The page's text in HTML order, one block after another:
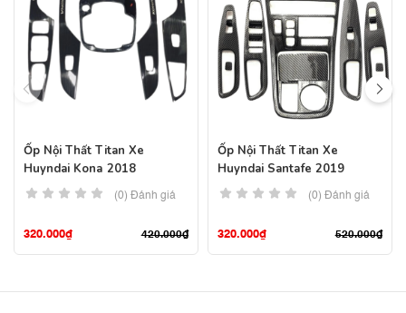
Ốp Nội Thất Titan Xe
Huyndai Kona 2018
(0) Đánh giá
420.000₫
320.000₫
Ốp Nội Thất Titan Xe
Huyndai Santafe 2019
(0) Đánh giá
520.000₫
320.000₫